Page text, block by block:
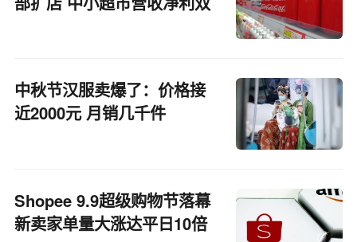
中秋节汉服卖爆了：价格接
近2000元 月销几千件
Shopee 9.9超级购物节落幕
新卖家单量大涨达平日10倍